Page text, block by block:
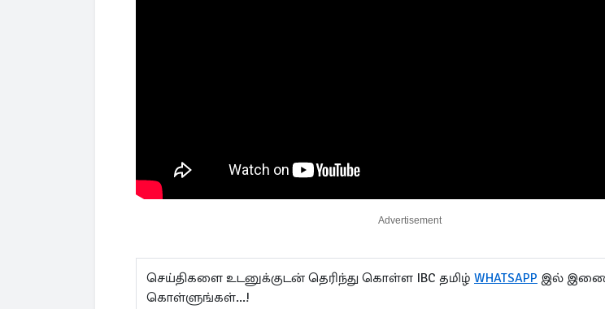
Advertisement
செய்திகளை உடனுக்குடன் தெரிந்து கொள்ள IBC தமிழ் WHATSAPP இல்
கொள்ளுங்கள்...!